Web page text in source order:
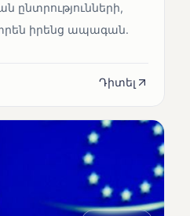
ընտրությունների,
իրենց ապագան.
Դիտել